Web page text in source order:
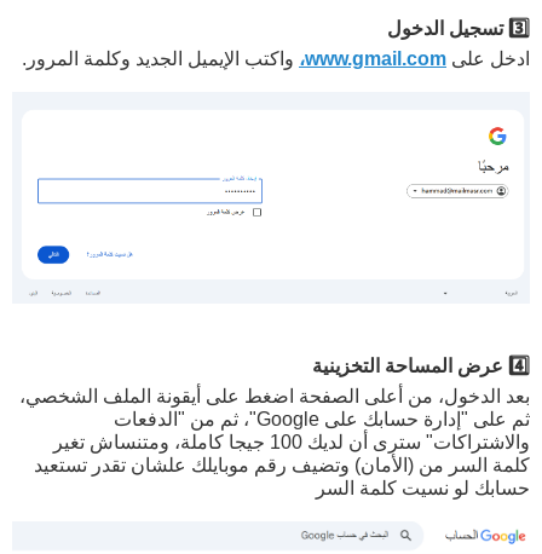
3️⃣ تسجيل الدخول
ادخل على www.gmail.com، واكتب الإيميل الجديد وكلمة المرور.
4️⃣ عرض المساحة التخزينية
بعد الدخول، من أعلى الصفحة اضغط على أيقونة الملف الشخصي،
ثم على "إدارة حسابك على Google"، ثم من "الدفعات
والاشتراكات" سترى أن لديك 100 جيجا كاملة، ومتنساش تغير
كلمة السر من (الأمان) وتضيف رقم موبايلك علشان تقدر تستعيد
حسابك لو نسيت كلمة السر